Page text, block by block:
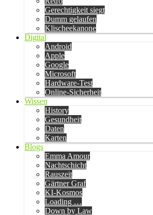
Gerechtigkeit siegt
Dumm gelaufen
Klischeekanone
Digital
Android
Apple
Google
Microsoft
Hardware-Test
Online-Sicherheit
Wissen
History
Gesundheit
Daten
Karten
Blogs
Emma Amour
Nachtschicht
Rauszeit
Gärtner Graf
KI-Kosmos
Loading …
Down by Law